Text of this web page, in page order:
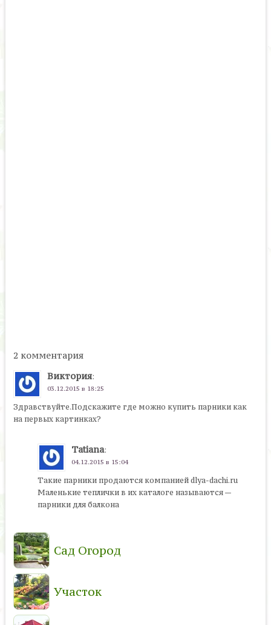
2 комментария
Виктория:
03.12.2015 в 18:25
Здравствуйте.Подскажите где можно купить парники как
на первых картинках?
Tatiana:
04.12.2015 в 15:04
Такие парники продаются компанией dlya-dachi.ru
Маленькие теплички в их каталоге называются —
парники для балкона
Сад Огород
Участок